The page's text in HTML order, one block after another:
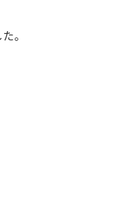
。